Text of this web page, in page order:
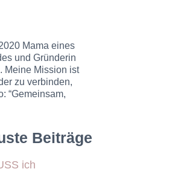
Mama eines
und Gründerin
Meine Mission ist
zu verbinden,
“Gemeinsam,
Beiträge
ich